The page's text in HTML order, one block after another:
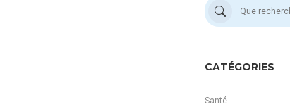
CATÉGORIES
Santé